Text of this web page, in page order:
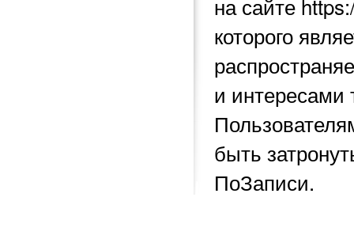
на сайте
которого
и
быть
ПоЗаписи.